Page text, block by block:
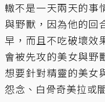
轍不是一天兩天的事
與野獸 ，因為他的回
早，而且不吃破壞效
會被先攻的美女與野
想要針對精靈的美女
怨念 、 白骨奇美拉或